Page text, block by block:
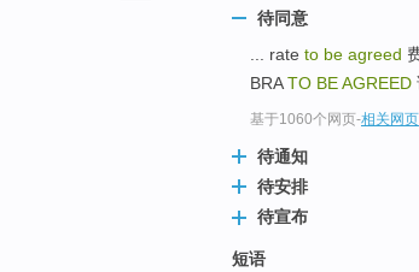
待同意
... rate to be agreed
BRATO BE AGREED
基于1060个网页-相关网页
待通知
待安排
待宣布
短语